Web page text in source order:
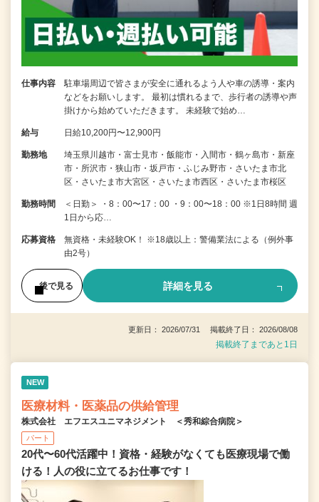
仕事内容
駐車場周辺で皆さまが安全に通れるよう人や車の誘導・案内
などをお願いします。 最初は慣れるまで、歩行者の誘導や声
掛けから始めていただきます。 未経験で始め…
給与 日給10,200円〜12,900円
勤務地
埼玉県川越市・富士見市・飯能市・入間市・鶴ヶ島市・新座
市・所沢市・狭山市・坂戸市・ふじみ野市・さいたま市北
区・さいたま市大宮区・さいたま市西区・さいたま市桜区
勤務時間
＜日勤＞ ・8：00〜17：00 ・9：00〜18：00 ※1日8時間 週
1日から応…
応募資格
無資格・未経験OK！ ※18歳以上：警備業法による（例外事
由2号）
後で見る 詳細を見る
更新日： 2026/07/31 掲載終了日： 2026/08/08
掲載終了まであと1日
NEW
医療材料・医薬品の供給管理
株式会社 エフエスユニマネジメント ＜秀和綜合病院＞
パート
20代〜60代活躍中！資格・経験がなくても医療現場で働
ける！人の役に立てるお仕事です！